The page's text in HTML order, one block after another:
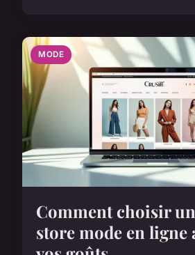
MODE
Comment choisir
store mode en ligne